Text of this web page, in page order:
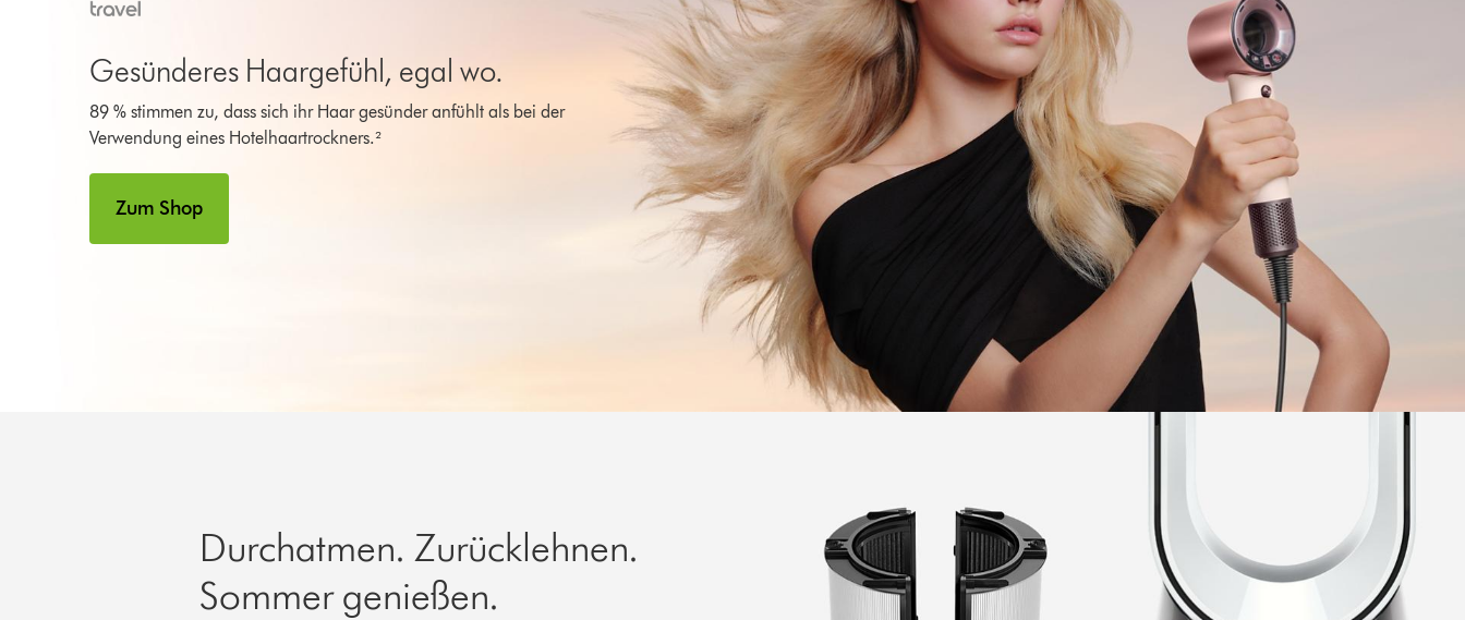
Gesünderes Haargefühl, egal wo.
89 % stimmen zu, dass sich ihr Haar gesünder anfühlt als bei der
Verwendung eines Hotelhaartrockners.²
Zum Shop
Durchatmen. Zurücklehnen.
Sommer genießen.